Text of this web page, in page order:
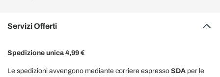
Servizi Offerti
Spedizione unica 4,99 €
Le spedizioni avvengono mediante corriere espresso SDA per le